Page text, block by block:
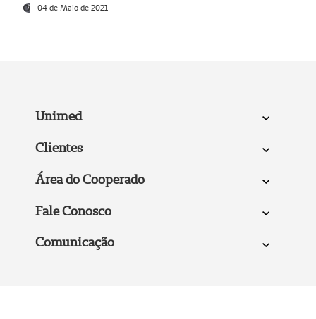
04 de Maio de 2021
Unimed
Clientes
Área do Cooperado
Fale Conosco
Comunicação